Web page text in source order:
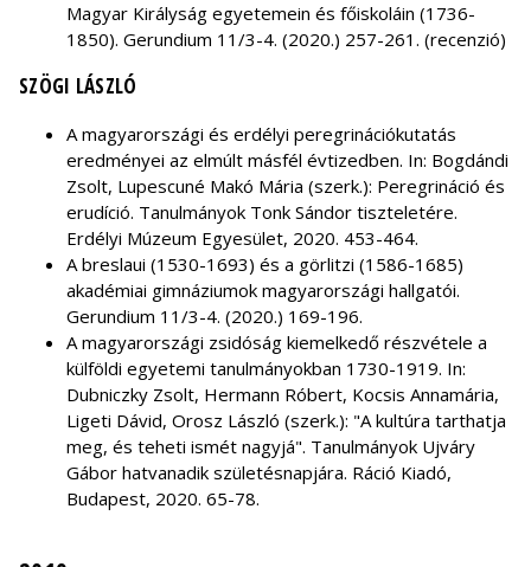
Magyar Királyság egyetemein és főiskoláin (1736-
1850). Gerundium 11/3-4. (2020.) 257-261. (recenzió)
SZÖGI LÁSZLÓ
A magyarországi és erdélyi peregrinációkutatás
eredményei az elmúlt másfél évtizedben. In: Bogdándi
Zsolt, Lupescuné Makó Mária (szerk.): Peregrináció és
erudíció. Tanulmányok Tonk Sándor tiszteletére.
Erdélyi Múzeum Egyesület, 2020. 453-464.
A breslaui (1530-1693) és a görlitzi (1586-1685)
akadémiai gimnáziumok magyarországi hallgatói.
Gerundium 11/3-4. (2020.) 169-196.
A magyarországi zsidóság kiemelkedő részvétele a
külföldi egyetemi tanulmányokban 1730-1919. In:
Dubniczky Zsolt, Hermann Róbert, Kocsis Annamária,
Ligeti Dávid, Orosz László (szerk.): "A kultúra tarthatja
meg, és teheti ismét nagyjá". Tanulmányok Ujváry
Gábor hatvanadik születésnapjára. Ráció Kiadó,
Budapest, 2020. 65-78.